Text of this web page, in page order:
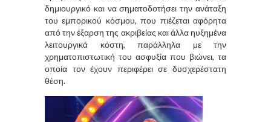
δημιουργικό και να σηματοδοτήσει την ανάταξη
του εμπορικού κόσμου, που πιέζεται αφόρητα
από την έξαρση της ακριβείας και άλλα ηυξημένα
λειτουργικά κόστη, παράλληλα με την
χρηματοπιστωτική του ασφυξία που βιώνει, τα
οποία τον έχουν περιφέρει σε δυσχερέστατη
θέση.